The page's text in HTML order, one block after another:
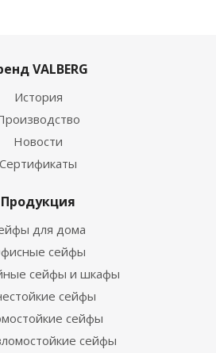
VALBERG
История
Новости
Сертификаты
Продукция
для дома
сейфы
сейфы и шкафы
сейфы
сейфы
сейфы